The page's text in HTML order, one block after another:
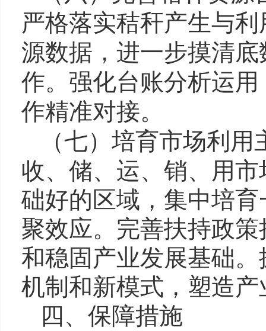
严格落实秸秆产生与
源数据，进一步摸清
作。强化台账分析运
作精准对接。
（七）培育市场利用
收、储、运、销、用
础好的区域，集中培
聚效应。完善扶持政
和稳固产业发展基础
机制和新模式，塑造
四、 保障措施